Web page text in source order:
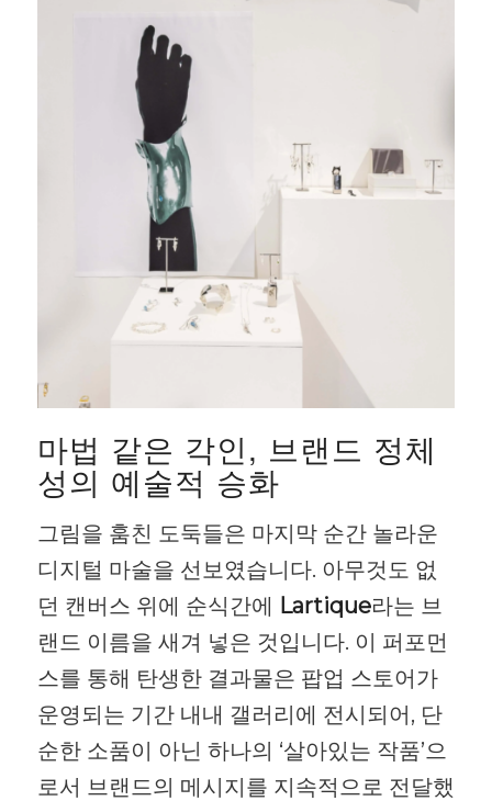
마법 같은 각인, 브랜드 정체
성의 예술적 승화
그림을 훔친 도둑들은 마지막 순간 놀라운
디지털 마술을 선보였습니다. 아무것도 없
던 캔버스 위에 순식간에 Lartique라는 브
랜드 이름을 새겨 넣은 것입니다. 이 퍼포먼
스를 통해 탄생한 결과물은 팝업 스토어가
운영되는 기간 내내 갤러리에 전시되어, 단
순한 소품이 아닌 하나의 ‘살아있는 작품’으
로서 브랜드의 메시지를 지속적으로 전달했